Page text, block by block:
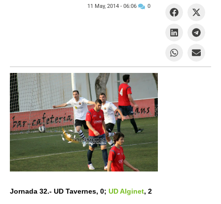
Jornada 32.- UD Tavernes, 0; UD Alginet, 2
11 May, 2014 - 06:06 0